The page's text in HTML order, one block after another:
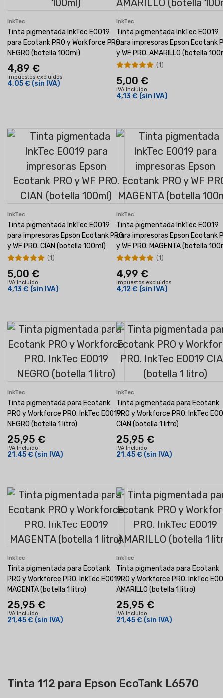
InkTec
Tinta pigmentada InkTec E0019
para Ecotank PRO y Workforce PRO.
NEGRO (botella 100ml)
4,89 €
Impuestos excluidos
4,05 € (sin IVA)
InkTec
Tinta pigmentada InkTec E0019
para impresoras Epson Ecotank
y WF PRO. AMARILLO (botella
5,00 €
IVA Incluido
4,13 € (sin IVA)
(1)
InkTec
Tinta pigmentada InkTec E0019
para impresoras Epson Ecotank PRO
y WF PRO. CIAN (botella 100ml)
5,00 €
IVA Incluido
4,13 € (sin IVA)
(1)
InkTec
Tinta pigmentada InkTec E0019
para impresoras Epson Ecotank
y WF PRO. MAGENTA (botella
4,99 €
Impuestos excluidos
4,12 € (sin IVA)
(1)
InkTec
Tinta pigmentada para Ecotank
PRO y Workforce PRO. InkTec E0019
NEGRO (botella 1 litro)
25,95 €
IVA Incluido
21,45 € (sin IVA)
InkTec
Tinta pigmentada para Ecotank
PRO y Workforce PRO. InkTec
CIAN (botella 1 litro)
25,95 €
IVA Incluido
21,45 € (sin IVA)
InkTec
Tinta pigmentada para Ecotank
PRO y Workforce PRO. InkTec E0019
MAGENTA (botella 1 litro)
25,95 €
IVA Incluido
21,45 € (sin IVA)
InkTec
Tinta pigmentada para Ecotank
PRO y Workforce PRO. InkTec
AMARILLO (botella 1 litro)
25,95 €
IVA Incluido
21,45 € (sin IVA)
Tinta 112 para Epson EcoTank L6570